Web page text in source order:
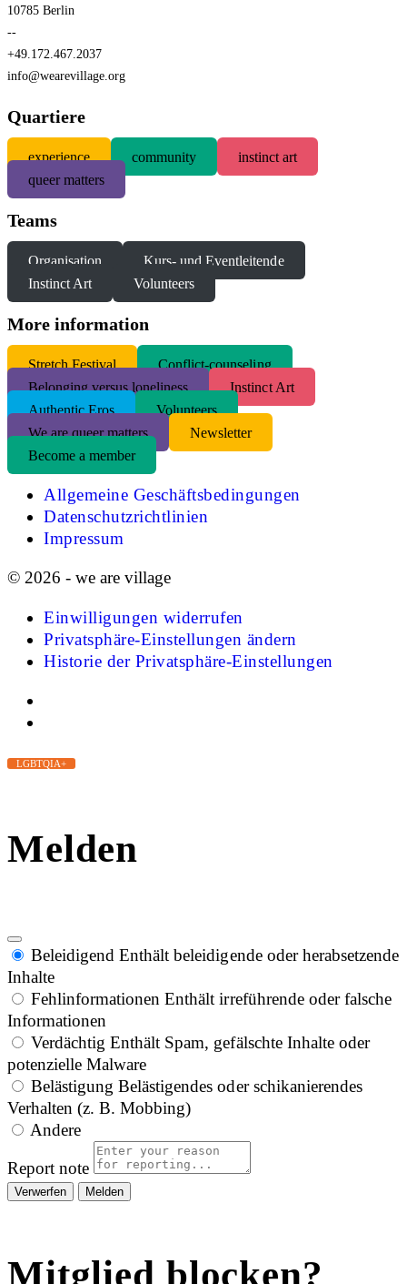
10785 Berlin
--
+49.172.467.2037
info@wearevillage.org
Quartiere
experience community
instinct art
queer matters
Teams
Organisation
Kurs- und Eventleitende
Instinct Art
Volunteers
More information
Stretch Festival
Conflict-counseling
Belonging versus loneliness
Instinct Art
Authentic Eros
Volunteers
We are queer matters
Newsletter
Become a member
Allgemeine Geschäftsbedingungen
Datenschutzrichtlinien
Impressum
© 2026 - we are village
Einwilligungen widerrufen
Privatsphäre-Einstellungen ändern
Historie der Privatsphäre-Einstellungen
LGBTQIA+
Melden
Beleidigend Enthält beleidigende oder herabsetzende
Inhalte
Fehlinformationen Enthält irreführende oder falsche
Informationen
Verdächtig Enthält Spam, gefälschte Inhalte oder
potenzielle Malware
Belästigung Belästigendes oder schikanierendes
Verhalten (z. B. Mobbing)
Andere
Report note
Melden
Mitglied blocken?